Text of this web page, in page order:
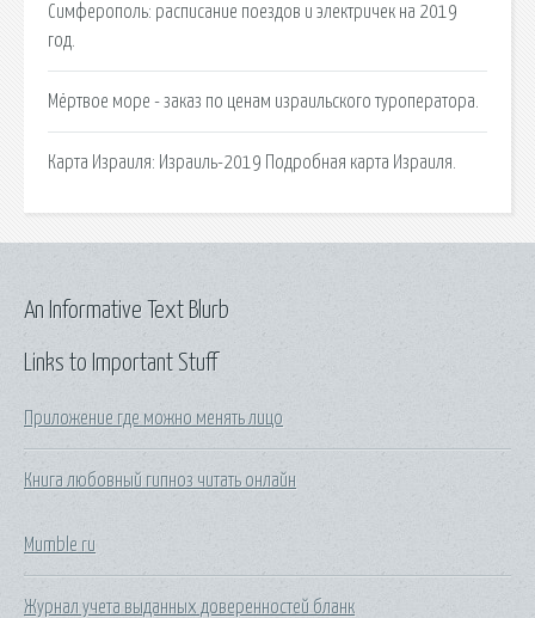
Симферополь: расписание поездов и электричек на 2019
год.
Мёртвое море - заказ по ценам израильского туроператора.
Карта Израиля: Израиль-2019 Подробная карта Израиля.
Links to Important Stuff
Приложение где можно менять лицо
Книга любовный гипноз читать онлайн
Mumble ru
Журнал учета выданных доверенностей бланк
An Informative Text Blurb